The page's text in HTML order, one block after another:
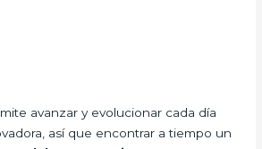
avanzar y evolucionar cada día
así que encontrar a tiempo un